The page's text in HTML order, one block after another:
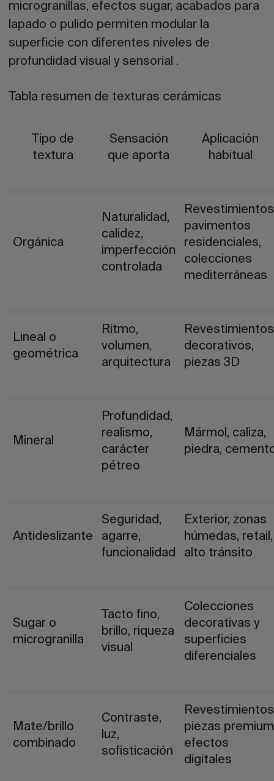
microgranillas, efectos sugar, acabados para
lapado o pulido permiten modular la
superficie con diferentes niveles de
profundidad visual y sensorial .
Tabla resumen de texturas cerámicas
Tipo de
textura
Sensación
que aporta
Aplicación
habitual
Orgánica
Naturalidad,
calidez,
imperfección
controlada
pavimentos
residenciales,
colecciones
mediterráneas
Lineal o
geométrica
Ritmo,
volumen,
arquitectura
Revestimientos
decorativos,
piezas 3D
Mineral
Profundidad,
realismo,
carácter
pétreo
Mármol, caliza,
piedra,
Antideslizante
Seguridad,
agarre,
funcionalidad
Exterior, zonas
húmedas, retail,
alto tránsito
Sugar o
microgranilla
Tacto fino,
brillo, riqueza
visual
Colecciones
decorativas y
superficies
diferenciales
Mate/brillo
combinado
Contraste,
luz,
sofisticación
piezas
efectos
digitales